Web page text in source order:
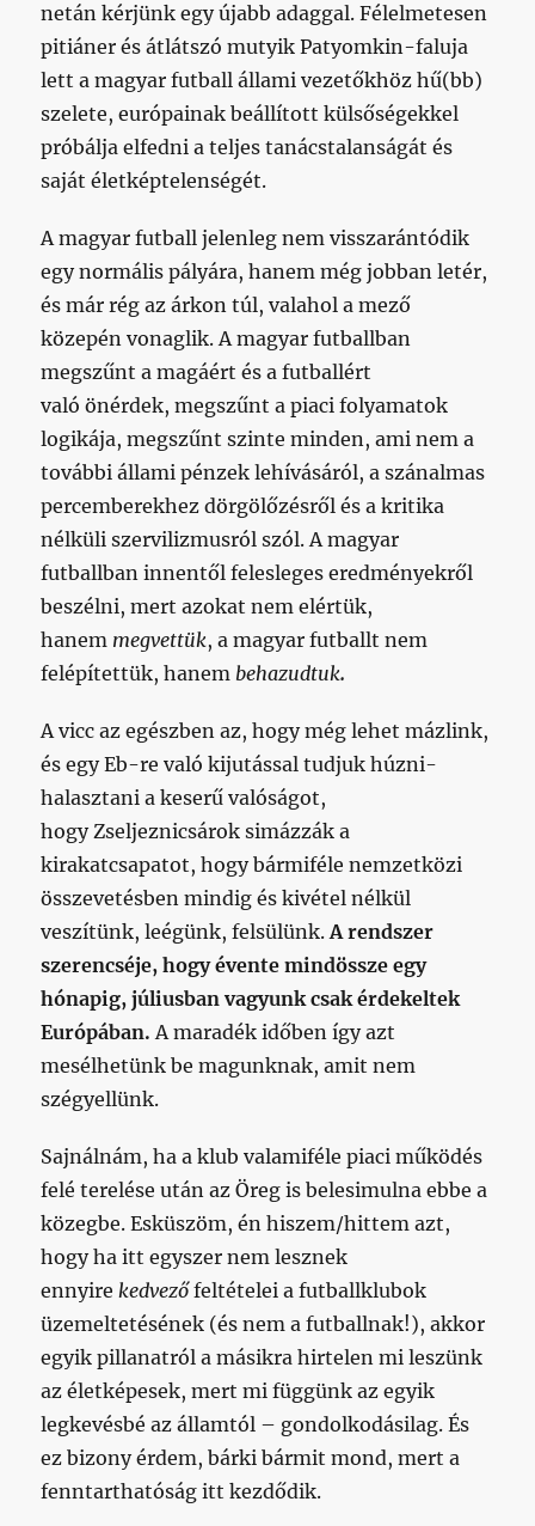
netán kérjünk egy újabb adaggal. Félelmetesen
pitiáner és átlátszó mutyik Patyomkin-faluja
lett a magyar futball állami vezetőkhöz hű(bb)
szelete, európainak beállított külsőségekkel
próbálja elfedni a teljes tanácstalanságát és
saját életképtelenségét.
A magyar futball jelenleg nem visszarántódik
egy normális pályára, hanem még jobban letér,
és már rég az árkon túl, valahol a mező
közepén vonaglik. A magyar futballban
megszűnt a magáért és a futballért
való önérdek, megszűnt a piaci folyamatok
logikája, megszűnt szinte minden, ami nem a
további állami pénzek lehívásáról, a szánalmas
percemberekhez dörgölőzésről és a kritika
nélküli szervilizmusról szól. A magyar
futballban innentől felesleges eredményekről
beszélni, mert azokat nem elértük,
hanem megvettük, a magyar futballt nem
felépítettük, hanem behazudtuk.
A vicc az egészben az, hogy még lehet mázlink,
és egy Eb-re való kijutással tudjuk húzni-
halasztani a keserű valóságot,
hogy Zseljeznicsárok simázzák a
kirakatcsapatot, hogy bármiféle nemzetközi
összevetésben mindig és kivétel nélkül
veszítünk, leégünk, felsülünk.A rendszer
szerencséje, hogy évente mindössze egy
hónapig, júliusban vagyunk csak érdekeltek
Európában.A maradék időben így azt
mesélhetünk be magunknak, amit nem
szégyellünk.
Sajnálnám, ha a klub valamiféle piaci működés
felé terelése után az Öreg is belesimulna ebbe a
közegbe. Esküszöm, én hiszem/hittem azt,
hogy ha itt egyszer nem lesznek
ennyirekedvezőfeltételei a futballklubok
üzemeltetésének (és nem a futballnak!), akkor
egyik pillanatról a másikra hirtelen mi leszünk
az életképesek, mert mi függünk az egyik
legkevésbé az államtól – gondolkodásilag. És
ez bizony érdem, bárki bármit mond, mert a
fenntarthatóság itt kezdődik.